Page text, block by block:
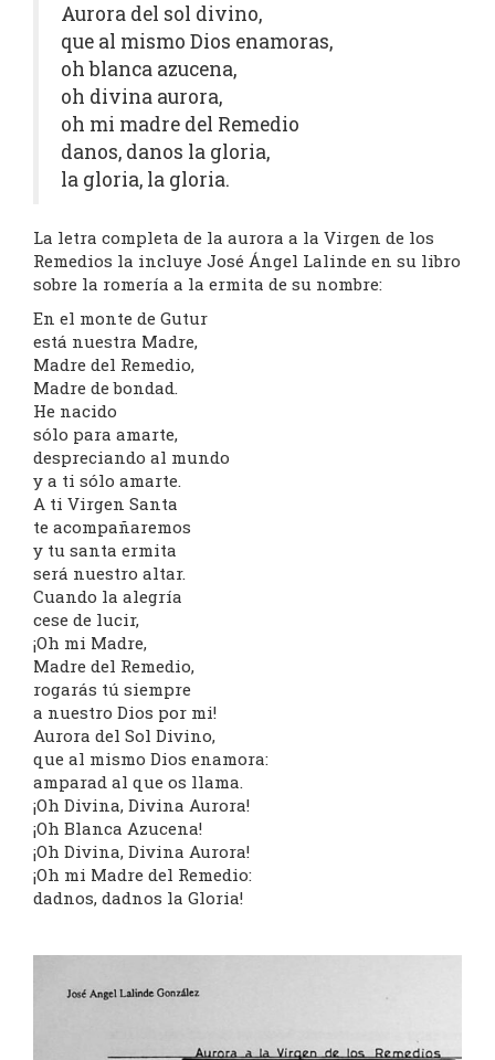
Aurora del sol divino,
que al mismo Dios enamoras,
oh blanca azucena,
oh divina aurora,
oh mi madre del Remedio
danos, danos la gloria,
la gloria, la gloria.
La letra completa de la aurora a la Virgen de los
Remedios la incluye José Ángel Lalinde en su libro
sobre la romería a la ermita de su nombre:
En el monte de Gutur
está nuestra Madre,
Madre del Remedio,
Madre de bondad.
He nacido
sólo para amarte,
despreciando al mundo
y a ti sólo amarte.
A ti Virgen Santa
te acompañaremos
y tu santa ermita
será nuestro altar.
Cuando la alegría
cese de lucir,
¡Oh mi Madre,
Madre del Remedio,
rogarás tú siempre
a nuestro Dios por mi!
Aurora del Sol Divino,
que al mismo Dios enamora:
amparad al que os llama.
¡Oh Divina, Divina Aurora!
¡Oh Blanca Azucena!
¡Oh Divina, Divina Aurora!
¡Oh mi Madre del Remedio:
dadnos, dadnos la Gloria!